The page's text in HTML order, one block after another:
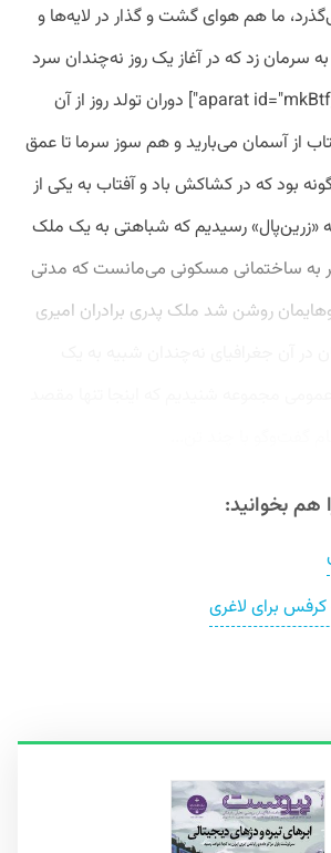
ما هم هوای گشت و گذار در لایه‌ها و
زد که در آغاز یک روز نه‌چندان سرد
زمستانی اتفاق افتاد. [aparat id="mkBtf"] دوران تولد روز از آن
از آسمان می‌بارید و هم سوز سرما تا عمق
بود که در کشاکش باد و آفتاب به یکی از
رسیدیم که شباهتی به یک ملک
به ساختمانی مسکونی می‌مانست که مدتی
روشن شد ملک پدری برادران امیری
هم بخوانید:
برای لاغری